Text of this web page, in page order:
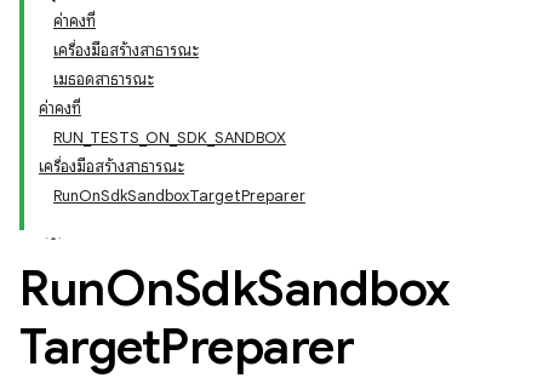
ค่าคงที่
เครื่องมือสร้างสาธารณะ
เมธอดสาธารณะ
ค่าคงที่
RUN_TESTS_ON_SDK_SANDBOX
เครื่องมือสร้างสาธารณะ
RunOnSdkSandboxTargetPreparer
RunOnSdkSandbox
TargetPreparer